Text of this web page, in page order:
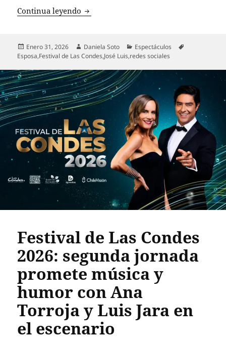
Continua leyendo Polémica en Las Condes: El Puma
Publicado
el
Enero 31, 2026 Autor
Daniela Soto Categorías
Espectáculos
Esposa,Festival de Las Condes,José Luis,redes sociales
Festival de Las Condes
2026: segunda jornada
promete música y
humor con Ana
Torroja y Luis Jara en
el escenario